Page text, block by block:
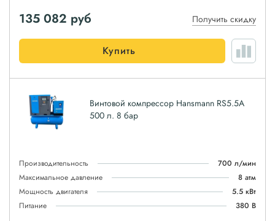
135 082 руб Получить скидку
Купить
Винтовой компрессор Hansmann RS5.5A
500 л. 8 бар
Производительность
700 л/мин
Максимальное давление
8 атм
Мощность двигателя
5.5 кВт
Питание
380 В